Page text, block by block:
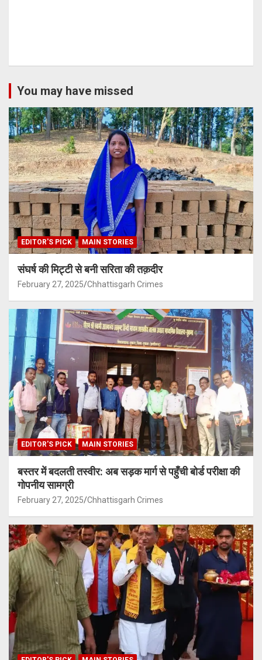
You may have missed
EDITOR'S PICK MAIN STORIES
संघर्ष की मिट्टी से बनी सरिता की तक़दीर
February 27, 2025 Chhattisgarh Crimes
EDITOR'S PICK MAIN STORIES
बस्तर में बदलती तस्वीर: अब सड़क मार्ग से पहुँची बोर्ड परीक्षा की
गोपनीय सामग्री
February 27, 2025 Chhattisgarh Crimes